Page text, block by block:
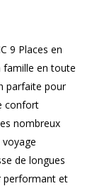
9 Places en
famille en toute
parfaite pour
confort
nombreux
voyage
de longues
performant et